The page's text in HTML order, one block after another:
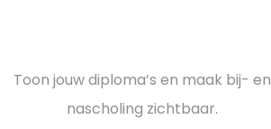
Toon jouw diploma’s en maak bij- en
nascholing zichtbaar.